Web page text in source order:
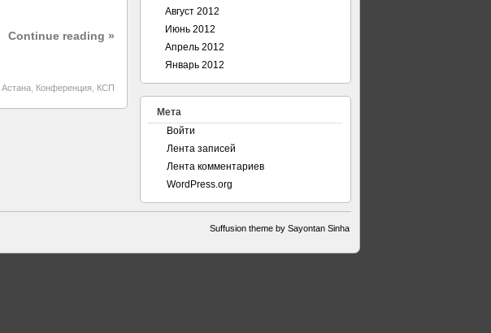
Continue reading »
Астана Конференция КСП
Август 2012
Июнь 2012
Апрель 2012
Январь 2012
Мета
Войти
Лента записей
Лента комментариев
WordPress.org
Suffusion theme by Sayontan Sinha